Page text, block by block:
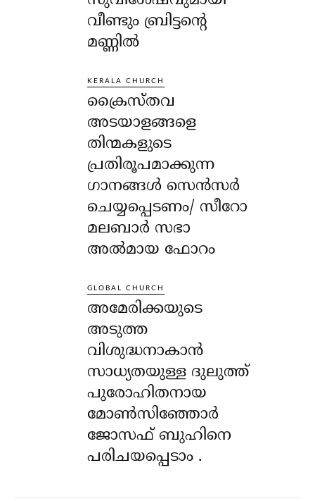
വീണ്ടും ബ്രിട്ടന്റെ
മണ്ണിൽ
KERALA CHURCH
ക്രൈസ്തവ
അടയാളങ്ങളെ
തിന്മകളുടെ
പ്രതിരൂപമാക്കുന്ന
ഗാനങ്ങൾ സെൻസർ
ചെയ്യപ്പെടണം/ സീറോ
മലബാർ സഭാ
അൽമായ ഫോറം
GLOBAL CHURCH
അമേരിക്കയുടെ
അടുത്ത
വിശുദ്ധനാകാൻ
സാധ്യതയുള്ള ദുലുത്ത്
പുരോഹിതനായ
മോൺസിഞ്ഞോർ
ജോസഫ് ബുഹിനെ
പരിചയപ്പെടാം .